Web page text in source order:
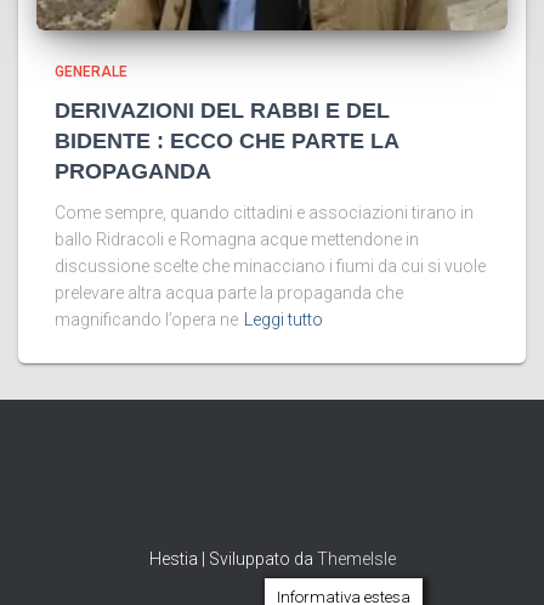
GENERALE
DERIVAZIONI DEL RABBI E DEL
BIDENTE : ECCO CHE PARTE LA
PROPAGANDA
Come sempre, quando cittadini e associazioni tirano in
ballo Ridracoli e Romagna acque mettendone in
discussione scelte che minacciano i fiumi da cui si vuole
prelevare altra acqua parte la propaganda che
magnificando l’opera ne
Leggi tutto
Hestia | Sviluppato da ThemeIsle
Informativa estesa